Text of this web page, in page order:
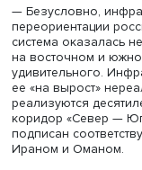
— Александр
перестраивает
о
последнего
транспортного
перспективные
возникнуть при